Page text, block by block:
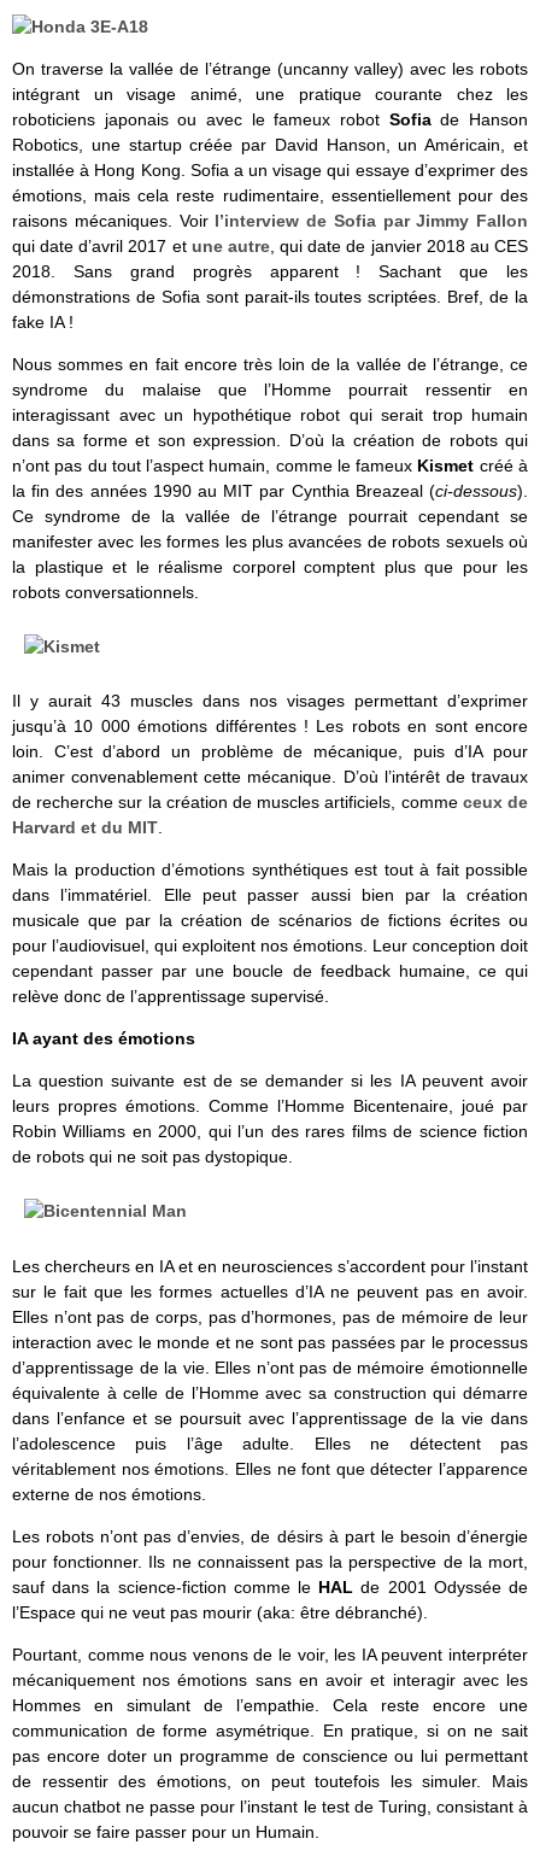
On traverse la vallée de l’étrange (uncanny valley) avec les robots
intégrant un visage animé, une pratique courante chez les
roboticiens japonais ou avec le fameux robot Sofiade Hanson
Robotics, une startup créée par David Hanson, un Américain, et
installée à Hong Kong. Sofia a un visage qui essaye d’exprimer des
émotions, mais cela reste rudimentaire, essentiellement pour des
raisons mécaniques. Voir l’interview de Sofia par Jimmy Fallon
qui date d’avril 2017 et une autre, qui date de janvier 2018 au CES
2018. Sans grand progrès apparent ! Sachant que les
démonstrations de Sofia sont parait-ils toutes scriptées. Bref, de la
fake IA !
Nous sommes en fait encore très loin de la vallée de l’étrange, ce
syndrome du malaise que l’Homme pourrait ressentir en
interagissant avec un hypothétique robot qui serait trop humain
dans sa forme et son expression. D’où la création de robots qui
n’ont pas du tout l’aspect humain, comme le fameux Kismet créé à
la fin des années 1990 au MIT par Cynthia Breazeal (ci-dessous).
Ce syndrome de la vallée de l’étrange pourrait cependant se
manifester avec les formes les plus avancées de robots sexuels où
la plastique et le réalisme corporel comptent plus que pour les
robots conversationnels.
Il y aurait 43 muscles dans nos visages permettant d’exprimer
jusqu’à 10 000 émotions différentes ! Les robots en sont encore
loin. C’est d’abord un problème de mécanique, puis d’IA pour
animer convenablement cette mécanique. D’où l’intérêt de travaux
de recherche sur la création de muscles artificiels, comme ceux de
Harvard et du MIT
Mais la production d’émotions synthétiques est tout à fait possible
dans l’immatériel. Elle peut passer aussi bien par la création
musicale que par la création de scénarios de fictions écrites ou
pour l’audiovisuel, qui exploitent nos émotions. Leur conception doit
cependant passer par une boucle de feedback humaine, ce qui
relève donc de l’apprentissage supervisé.
IA ayant des émotions
La question suivante est de se demander si les IA peuvent avoir
leurs propres émotions. Comme l’Homme Bicentenaire, joué par
Robin Williams en 2000, qui l’un des rares films de science fiction
de robots qui ne soit pas dystopique.
Les chercheurs en IA et en neurosciences s’accordent pour l’instant
sur le fait que les formes actuelles d’IA ne peuvent pas en avoir.
Elles n’ont pas de corps, pas d’hormones, pas de mémoire de leur
interaction avec le monde et ne sont pas passées par le processus
d’apprentissage de la vie. Elles n’ont pas de mémoire émotionnelle
équivalente à celle de l’Homme avec sa construction qui démarre
dans l’enfance et se poursuit avec l’apprentissage de la vie dans
l’adolescence puis l’âge adulte. Elles ne détectent pas
véritablement nos émotions. Elles ne font que détecter l’apparence
externe de nos émotions.
Les robots n’ont pas d’envies, de désirs à part le besoin d’énergie
pour fonctionner. Ils ne connaissent pas la perspective de la mort,
sauf dans la science-fiction comme le HAL de 2001 Odyssée de
l’Espace qui ne veut pas mourir (aka: être débranché).
Pourtant, comme nous venons de le voir, les IA peuvent interpréter
mécaniquement nos émotions sans en avoir et interagir avec les
Hommes en simulant de l’empathie. Cela reste encore une
communication de forme asymétrique. En pratique, si on ne sait
pas encore doter un programme de conscience ou lui permettant
de ressentir des émotions, on peut toutefois les simuler. Mais
aucun chatbot ne passe pour l’instant le test de Turing, consistant à
pouvoir se faire passer pour un Humain.